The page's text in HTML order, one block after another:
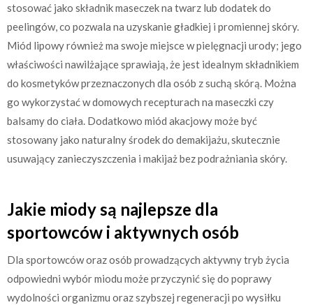
stosować jako składnik maseczek na twarz lub dodatek do
peelingów, co pozwala na uzyskanie gładkiej i promiennej skóry.
Miód lipowy również ma swoje miejsce w pielęgnacji urody; jego
właściwości nawilżające sprawiają, że jest idealnym składnikiem
do kosmetyków przeznaczonych dla osób z suchą skórą. Można
go wykorzystać w domowych recepturach na maseczki czy
balsamy do ciała. Dodatkowo miód akacjowy może być
stosowany jako naturalny środek do demakijażu, skutecznie
usuwający zanieczyszczenia i makijaż bez podrażniania skóry.
Jakie miody są najlepsze dla
sportowców i aktywnych osób
Dla sportowców oraz osób prowadzących aktywny tryb życia
odpowiedni wybór miodu może przyczynić się do poprawy
wydolności organizmu oraz szybszej regeneracji po wysiłku